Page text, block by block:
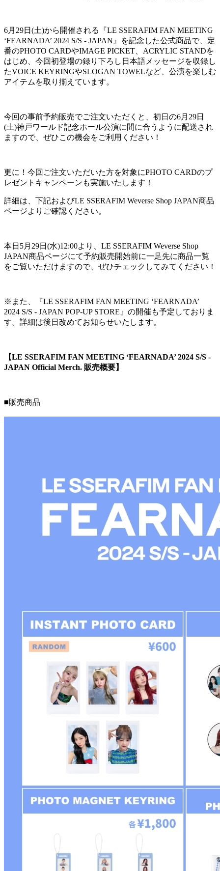
6月29日(土)から開催される『LE SSERAFIM FAN MEETING
‘FEARNADA’ 2024 S/S - JAPAN』を記念した公式商品で、定
番のPHOTO CARDやIMAGE PICKET、ACRYLIC STANDを
はじめ、今回初登場の録り下ろし日本語メッセージを収録し
たVOICE KEYRINGやSLOGAN TOWELなど、公演を楽しむ
アイテムを取り揃えています。
今回の事前予約販売でご注文いただくと、初日の6月29日
(土)神戸ワールド記念ホール公演に間に合うように配送され
ますので、ぜひこの機会をご利用ください！
更に！今回ご注文いただいた方を対象にPHOTO CARDのプ
レゼントキャンペーンも実施いたします！
詳細は、下記およびLE SSERAFIM Weverse Shop JAPAN商品
ページよりご確認ください。
本日5月29日(水)12:00より、LE SSERAFIM Weverse Shop
JAPAN商品ページにて予約販売開始前に一足先に商品一覧
をご覧いただけますので、ぜひチェックしてみてください！
※また、『LE SSERAFIM FAN MEETING ‘FEARNADA’
2024 S/S - JAPAN POP-UP STORE』の開催も予定しておりま
す。詳細は後日改めてお知らせいたします。
【LE SSERAFIM FAN MEETING ‘FEARNADA’ 2024 S/S -
JAPAN Official Merch. 販売概要】
■販売商品